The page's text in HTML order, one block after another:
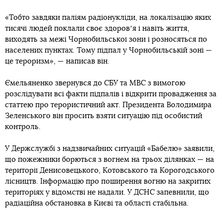
«Тобто завдяки паліям радіонукліди, на локалізацію яких
тисячі людей поклали своє здоровʼя і навіть життя,
виходять за межі Чорнобильської зони і розносяться по
населених пунктах. Тому підпал у Чорнобильській зоні —
це тероризм», — написав він.
Ємельяненко звернувся до СБУ та МВС з вимогою
розслідувати всі факти підпалів і відкрити провадження за
статтею про терористичний акт. Президента Володимира
Зеленського він просить взяти ситуацію під особистий
контроль.
У Держслужбі з надзвичайних ситуацій «Бабелю» заявили,
що пожежники борються з вогнем на трьох ділянках — на
території Денисовецького, Котовського та Корогодського
лісництв. Інформацію про поширення вогню на закритих
територіях у відомстві не надали. У ДСНС запевнили, що
радіаційна обстановка в Києві та області стабільна.